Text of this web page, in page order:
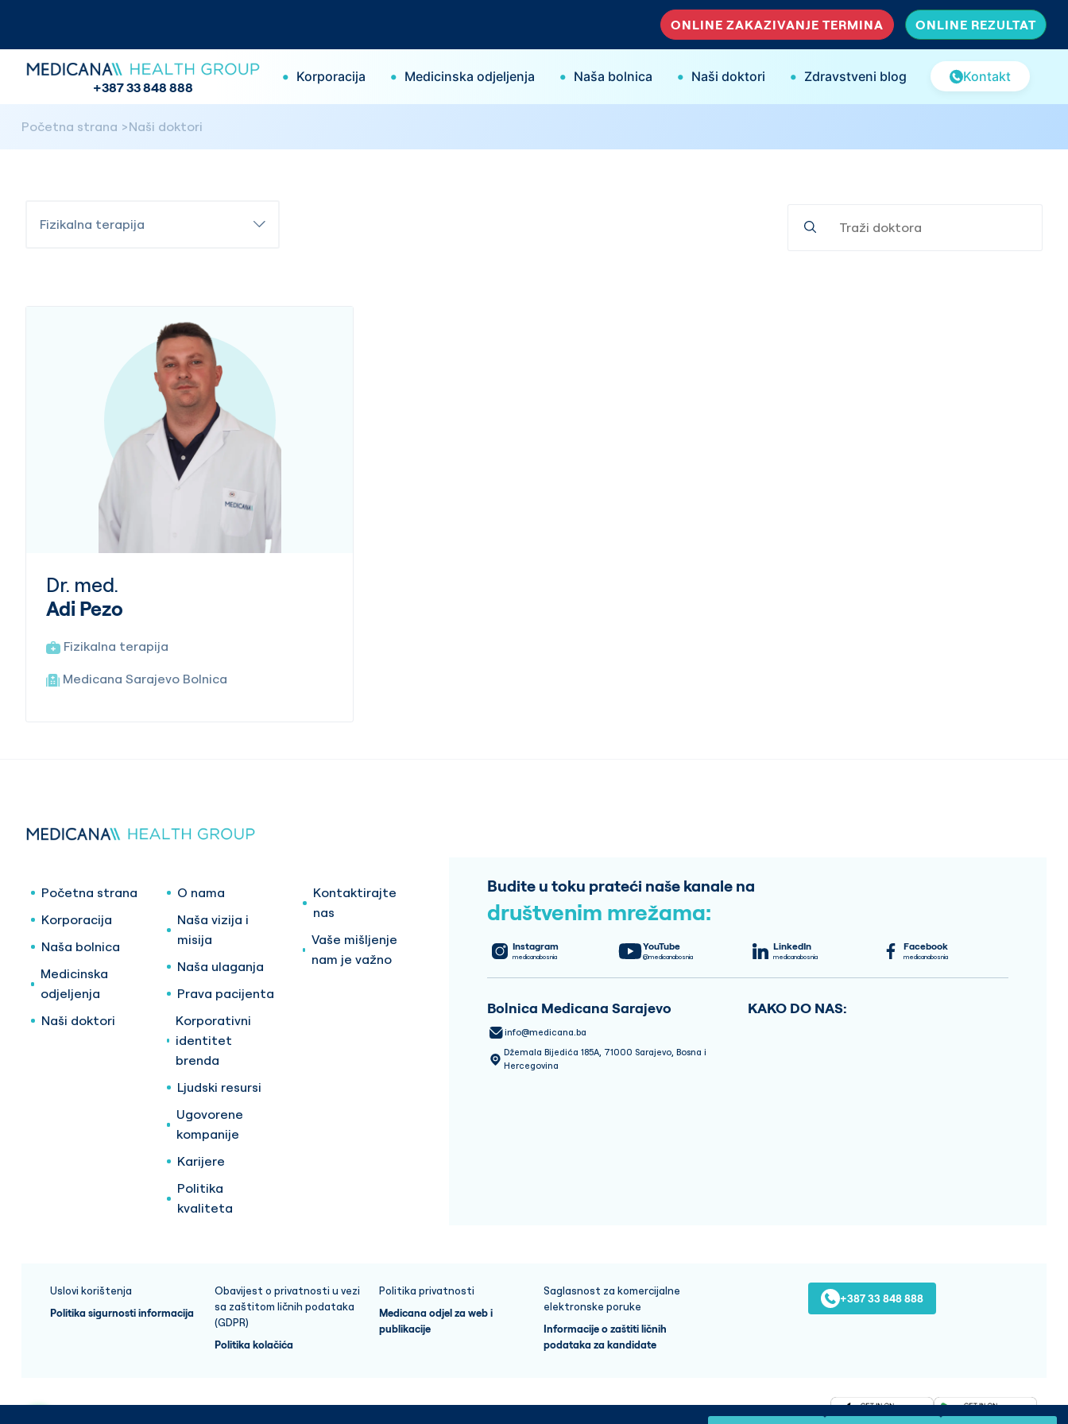
ONLINE ZAKAZIVANJE TERMINA ONLINE REZULTAT
+387 33 848 888
• Korporacija • Medicinska odjeljenja • Naša bolnica • Naši doktori • Zdravstveni blog Kontakt
Početna strana Naši doktori
Fizikalna terapija
Dr. med.
Adi Pezo
Fizikalna terapija
Medicana Sarajevo Bolnica
Početna strana
Korporacija
Naša bolnica
Medicinska
odjeljenja
Naši doktori
O nama
Naša vizija i
misija
Naša ulaganja
Prava pacijenta
Korporativni
identitet
brenda
Ljudski resursi
Ugovorene
kompanije
Karijere
Politika
kvaliteta
Kontaktirajte
nas
Vaše mišljenje
nam je važno
Budite u toku prateći naše kanale na
društvenim mrežama:
Instagram
medicanabosnia
YouTube
@medicanabosnia
LinkedIn
medicanabosnia
Facebook
medicanabosnia
Bolnica Medicana Sarajevo
info@medicana.ba
Džemala Bijedića 185A, 71000 Sarajevo, Bosna i
Hercegovina
KAKO DO NAS:
Uslovi korištenja
Politika sigurnosti informacija
Obavijest o privatnosti u vezi
sa zaštitom ličnih podataka
(GDPR)
Politika kolačića
Politika privatnosti
Medicana odjel za web i
publikacije
Saglasnost za komercijalne
elektronske poruke
Informacije o zaštiti ličnih
podataka za kandidate
+387 33 848 888